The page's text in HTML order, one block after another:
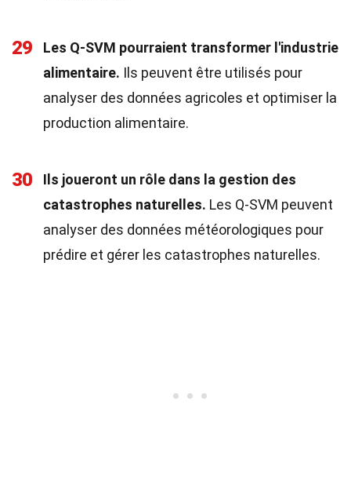
29
Les Q-SVM pourraient transformer l'industrie
alimentaire. Ils peuvent être utilisés pour
analyser des données agricoles et optimiser la
production alimentaire.
30
Ils joueront un rôle dans la gestion des
catastrophes naturelles. Les Q-SVM peuvent
analyser des données météorologiques pour
prédire et gérer les catastrophes naturelles.